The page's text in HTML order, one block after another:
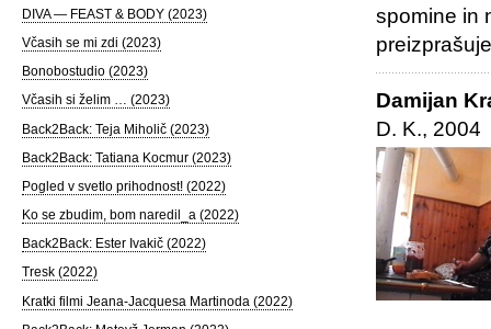
spomine in
Damijan
D. K., 2004
DIVA — FEAST & BODY (2023)
Včasih se mi zdi (2023)
Bonobostudio (2023)
Včasih si želim … (2023)
Back2Back: Teja Miholič (2023)
Back2Back: Tatiana Kocmur (2023)
Pogled v svetlo prihodnost! (2022)
Ko se zbudim, bom naredil_a (2022)
Back2Back: Ester Ivakič (2022)
Tresk (2022)
Kratki filmi Jeana-Jacquesa Martinoda (2022)